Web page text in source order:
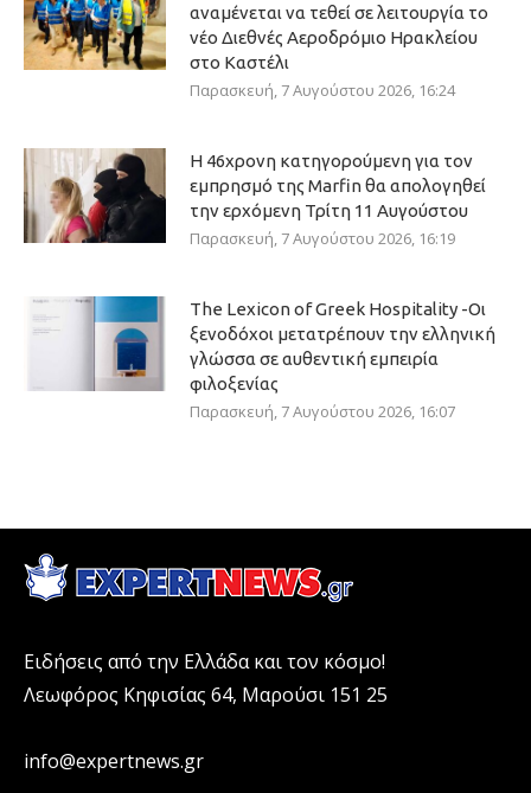
αναμένεται να τεθεί σε λειτουργία το
νέο Διεθνές Αεροδρόμιο Ηρακλείου
στο Καστέλι
Παρασκευή, 7 Αυγούστου 2026, 16:24
Η 46χρονη κατηγορούμενη για τον
εμπρησμό της Marfin θα απολογηθεί
την ερχόμενη Τρίτη 11 Αυγούστου
Παρασκευή, 7 Αυγούστου 2026, 16:19
The Lexicon of Greek Hospitality -Οι
ξενοδόχοι μετατρέπουν την ελληνική
γλώσσα σε αυθεντική εμπειρία
φιλοξενίας
Παρασκευή, 7 Αυγούστου 2026, 16:07
Ειδήσεις από την Ελλάδα και τον κόσμο!
Λεωφόρος Κηφισίας 64, Μαρούσι 151 25
info@expertnews.gr